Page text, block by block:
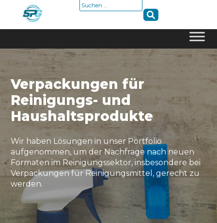
content
Suche
Verpackungen für
Reinigungs- und
Haushaltsprodukte
Wir haben Lösungen in unser Portfolio
aufgenommen, um der Nachfrage nach neuen
Formaten im Reinigungssektor, insbesondere bei
Verpackungen für Reinigungsmittel, gerecht zu
werden.